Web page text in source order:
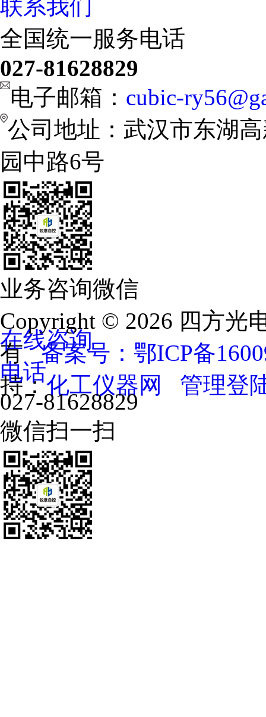
联系我们
全国统一服务电话
027-81628829
电子邮箱： cubic-
公司地址：武汉市东湖
园中路6号
业务咨询微信
Copyright © 2026 四方光
有备案号：鄂ICP备
持：化工仪器网 管理登
在线咨询
电话
027-81628829
微信扫一扫